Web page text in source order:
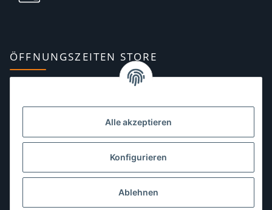
Alle akzeptieren
Konfigurieren
Ablehnen
ÖFFNUNGSZEITEN STORE
10:00–13:00, 14:00–18:00 Uhr
Dienstag:10:00–13:00, 14:00–16:00 Uhr
10:00–13:00 Uhr
Freitag:10:00–13:00, 14:00–18:00 Uhr